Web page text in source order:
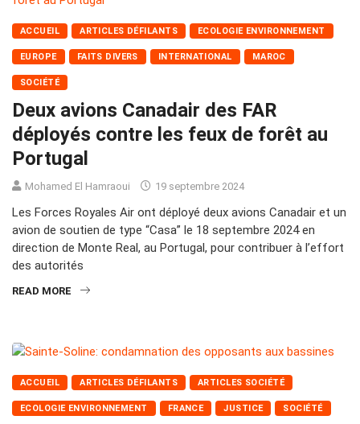
ACCUEIL ARTICLES DÉFILANTS ECOLOGIE ENVIRONNEMENT
EUROPE FAITS DIVERS INTERNATIONAL MAROC
SOCIÉTÉ
Deux avions Canadair des FAR
déployés contre les feux de forêt au
Portugal
Mohamed El Hamraoui 19 septembre 2024
Les Forces Royales Air ont déployé deux avions Canadair et un
avion de soutien de type “Casa” le 18 septembre 2024 en
direction de Monte Real, au Portugal, pour contribuer à l’effort
des autorités
READ MORE
ACCUEIL ARTICLES DÉFILANTS ARTICLES SOCIÉTÉ
ECOLOGIE ENVIRONNEMENT FRANCE JUSTICE SOCIÉTÉ